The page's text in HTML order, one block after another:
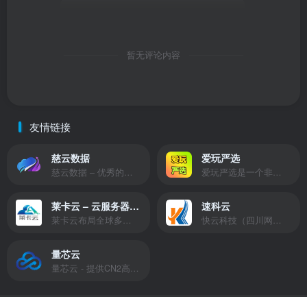
暂无评论内容
友情链接
慈云数据
慈云数据 – 优秀的云服务器服务商，提供最具有性价比的产品。慈云数据是开发者必不可少的良心云
爱玩严选
爱玩严选是一个非常有保障且性价比极高的虚拟商城，包括但不限于苹果证书、技术指导、会员充值等多种虚拟服务！
莱卡云 – 云服务器提供商
莱卡云布局全球多个地理区域。提供服务有：境外云服务器、国内云服务器、独立服务器、服务器托管、CDN、SSL证书、游戏服务器等业务。
速科云
快云科技（四川网联快云科技有限公司）成立于2021年，主营互联网业务平台服务提供商。公司专注为用户提供低价高性能云计算产品，致力于云计算应用的易用性开发，并引导云计算在国内普及
量芯云
量芯云 - 提供CN2高速香港美国云服务器&专业高防服务器租用等云服务器供应商